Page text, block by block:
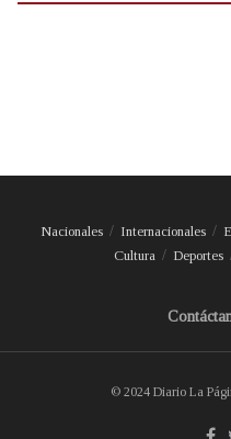
Nacionales Internacionales
Cultura
Deportes
© 2024 Diario La